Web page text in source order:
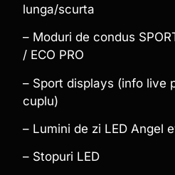
lunga/scurta
– Moduri de condus
/ ECO PRO
– Sport displays (info live
cuplu)
– Lumini de zi LED Angel
– Stopuri LED